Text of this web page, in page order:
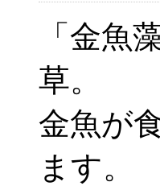
「金魚
草。
金魚が
ます。